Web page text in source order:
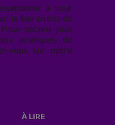
à tout
le lien en bas de
obtenir plus
pratiques de
vous sur notre
À LIRE